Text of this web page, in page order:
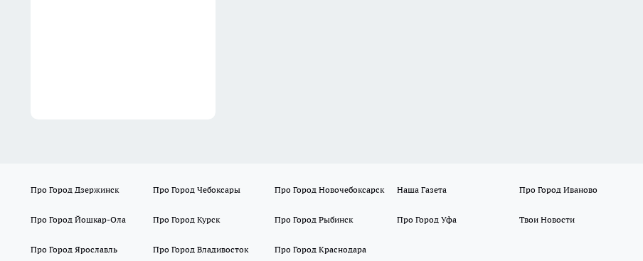
Про Город Дзержинск Про Город Чебоксары Про Город Новочебоксарск Наша Газета Про Город Иваново
Про Город Йошкар-Ола Про Город Курск Про Город Рыбинск Про Город Уфа Твои Новости
Про Город Ярославль Про Город Владивосток Про Город Краснодара